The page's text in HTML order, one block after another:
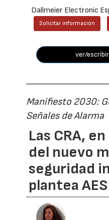
Dallmeier Electronic
Solicitar información
ver/
Manifiesto 2030:
Señales de Alarma
Las CRA,
del nuevo
seguridad
plantea